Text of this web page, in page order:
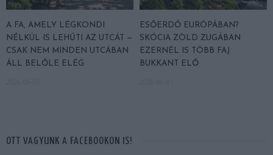
A FA, AMELY LÉGKONDI
NÉLKÜL IS LEHŰTI AZ UTCÁT —
CSAK NEM MINDEN UTCÁBAN
ÁLL BELŐLE ELÉG
ESŐERDŐ EURÓPÁBAN?
SKÓCIA ZÖLD ZUGÁBAN
EZERNÉL IS TÖBB FAJ
BUKKANT ELŐ
OTT VAGYUNK A FACEBOOKON IS!